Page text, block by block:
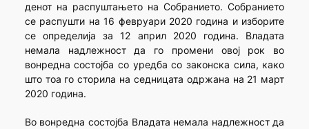
денот на распуштањето на Собранието. Собранието
се распушти на 16 февруари 2020 година и изборите
се определија за 12 април 2020 година. Владата
немала надлежност да го промени овој рок во
вонредна состојба со уредба со законска сила, како
што тоа го сторила на седницата одржана на 21 март
2020 година.
Во вонредна состојба Владата немала надлежност да